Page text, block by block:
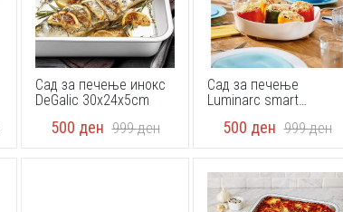
Сад за печење инокс
DeGalic 30x24x5cm
500 ден 999ден
Сад за печење
Luminarc smart
500 ден 999ден